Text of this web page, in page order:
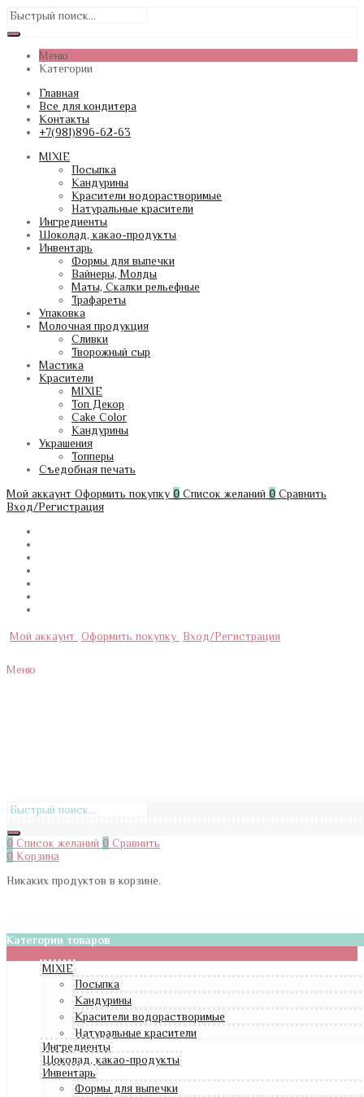
Меню
Категории
Главная
Все для кондитера
Контакты
+7(981)896-62-63
MIXIE
Посыпка
Кандурины
Красители водорастворимые
Натуральные красители
Ингредиенты
Шоколад, какао-продукты
Инвентарь
Формы для выпечки
Вайнеры, Молды
Маты, Скалки рельефные
Трафареты
Упаковка
Молочная продукция
Сливки
Творожный сыр
Мастика
Красители
MIXIE
Топ Декор
Cake Color
Кандурины
Украшения
Топперы
Съедобная печать
Мой аккаунт Оформить покупку 0 Список желаний 0 Сравнить
Вход/Регистрация
Мой аккаунт Оформить покупку Вход/Регистрация
Меню
0 Список желаний 0 Сравнить
0 Корзина
Никаких продуктов в корзине.
Категории товаров
MIXIE
Посыпка
Кандурины
Красители водорастворимые
Натуральные красители
Ингредиенты
Шоколад, какао-продукты
Инвентарь
Формы для выпечки